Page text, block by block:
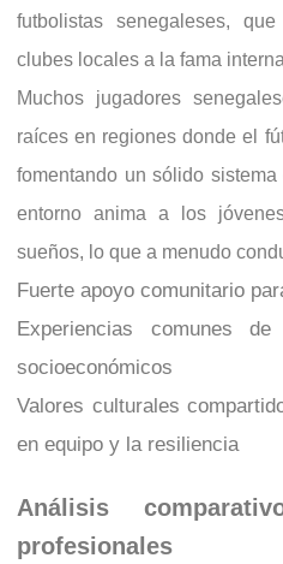
futbolistas senegaleses,
clubes locales a la fama
Muchos jugadores
raíces en regiones donde el
fomentando un sólido
entorno anima a los
sueños, lo que a menudo
Fuerte apoyo comunitario
Experiencias comunes
socioeconómicos
Valores culturales
en equipo y la resiliencia
Análisis
profesionales